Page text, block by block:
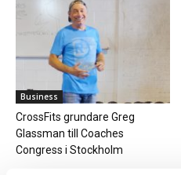
Business
CrossFits grundare Greg
Glassman till Coaches
Congress i Stockholm